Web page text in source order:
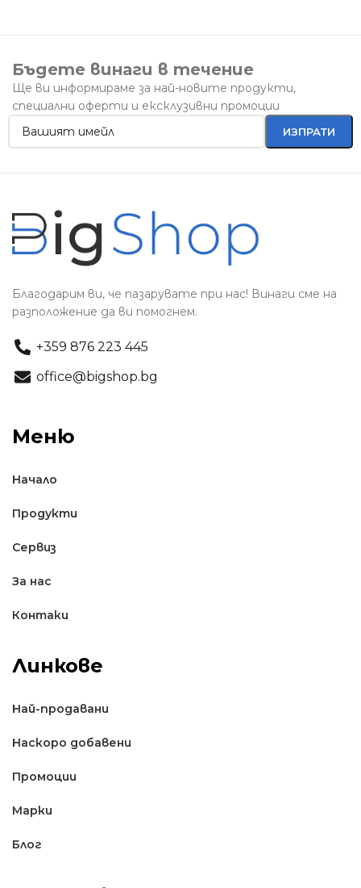
Бъдете винаги в течение
Ще ви информираме за най-новите продукти,
специални оферти и ексклузивни промоции
Благодарим ви, че пазарувате при нас! Винаги сме на
разположение да ви помогнем.
+359 876 223 445
office@bigshop.bg
Меню
Начало
Продукти
Сервиз
За нас
Контаки
Линкове
Най-продавани
Наскоро добавени
Промоции
Марки
Блог